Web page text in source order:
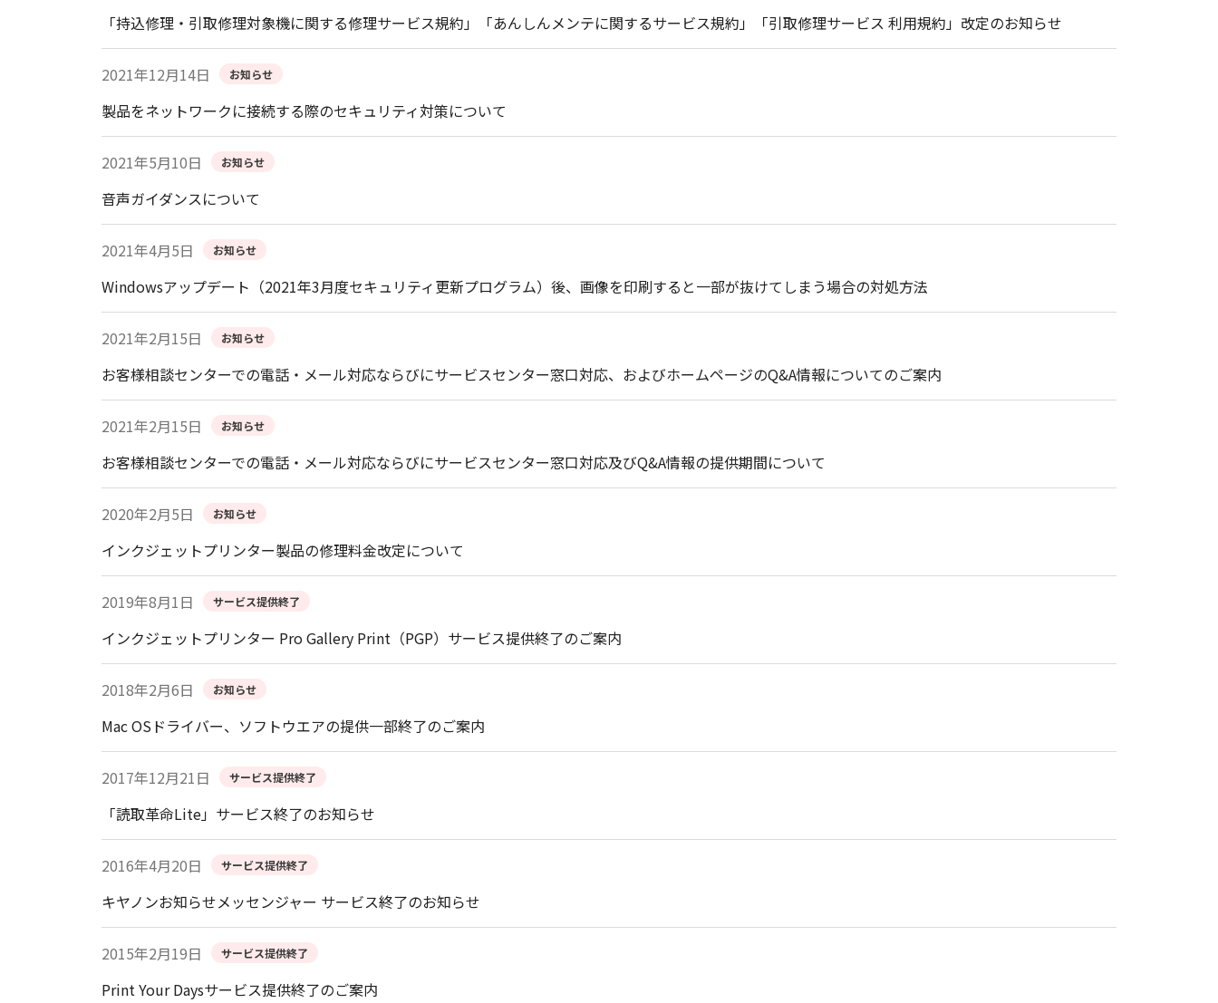
「持込修理・引取修理対象機に関する修理サービス規約」「あんしんメンテに関するサービス規約」「引取修理サービス 利用規約」改定のお知らせ
2021年12月14日 お知らせ
製品をネットワークに接続する際のセキュリティ対策について
2021年5月10日 お知らせ
音声ガイダンスについて
2021年4月5日 お知らせ
Windowsアップデート（2021年3月度セキュリティ更新プログラム）後、画像を印刷すると一部が抜けてしまう場合の対処方法
2021年2月15日 お知らせ
お客様相談センターでの電話・メール対応ならびにサービスセンター窓口対応、およびホームページのQ&A情報についてのご案内
2021年2月15日 お知らせ
お客様相談センターでの電話・メール対応ならびにサービスセンター窓口対応及びQ&A情報の提供期間について
2020年2月5日 お知らせ
インクジェットプリンター製品の修理料金改定について
2019年8月1日 サービス提供終了
インクジェットプリンター Pro Gallery Print（PGP）サービス提供終了のご案内
2018年2月6日 お知らせ
Mac OSドライバー、ソフトウエアの提供一部終了のご案内
2017年12月21日 サービス提供終了
「読取革命Lite」サービス終了のお知らせ
2016年4月20日 サービス提供終了
キヤノンお知らせメッセンジャー サービス終了のお知らせ
2015年2月19日 サービス提供終了
Print Your Daysサービス提供終了のご案内